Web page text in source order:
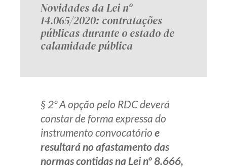
Novidades da Lei nº
14.065/2020: contratações
públicas durante o estado de
calamidade pública
§ 2º A opção pelo RDC deverá
constar de forma expressa do
instrumento convocatório e
resultará no afastamento das
normas contidas na Lei nº 8.666,